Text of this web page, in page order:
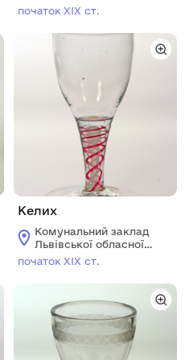
ради "Львівський
початок ХІХ ст.
Келих
Комунальний заклад
Львівської обласної
ради "Львівський
початок ХІХ ст.